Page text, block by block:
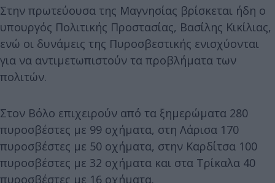
Στην πρωτεύουσα της Μαγνησίας βρίσκεται ήδη ο
υπουργός Πολιτικής Προστασίας, Βασίλης Κικίλιας,
ενώ οι δυνάμεις της Πυροσβεστικής ενισχύονται
για να αντιμετωπιστούν τα προβλήματα των
πολιτών.
Στον Βόλο επιχειρούν από τα ξημερώματα 280
πυροσβέστες με 99 οχήματα, στη Λάρισα 170
πυροσβέστες με 50 οχήματα, στην Καρδίτσα 100
πυροσβέστες με 32 οχήματα και στα Τρίκαλα 40
πυροσβέστες με 16 οχήματα.